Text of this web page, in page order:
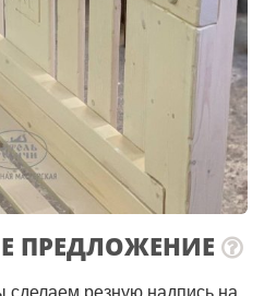
ПРЕДЛОЖЕНИЕ
резную надпись на